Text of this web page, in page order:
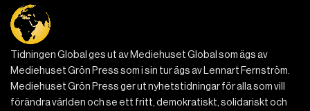
Tidningen Global ges ut av Mediehuset Global som ägs av
Mediehuset Grön Press som i sin tur ägs av Lennart Fernström.
Mediehuset Grön Press ger ut nyhetstidningar för alla som vill
förändra världen och se ett fritt, demokratiskt, solidariskt och